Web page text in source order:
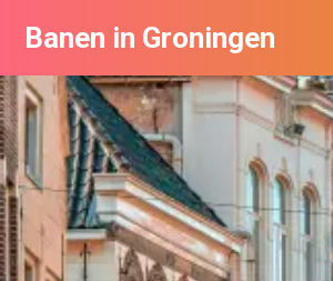
Banen in Groningen
Vacatures per bedrijf
De populairste vacatures in Groningen
Nieuwsbrief feed